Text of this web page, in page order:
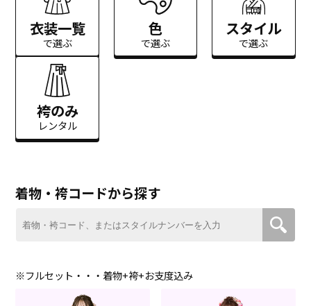
衣装一覧
で選ぶ
色
で選ぶ
スタイル
で選ぶ
袴のみ
レンタル
着物・袴コードから探す
※フルセット・・・着物+袴+お支度込み